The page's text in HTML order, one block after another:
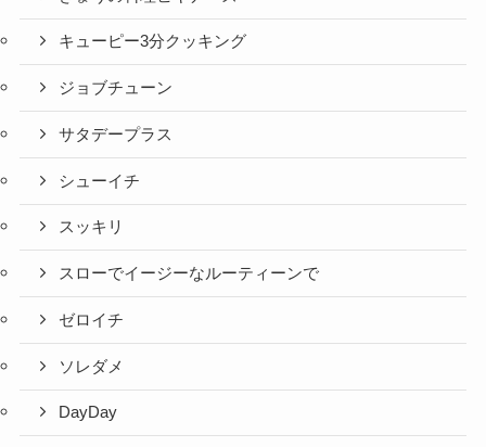
キューピー3分クッキング
ジョブチューン
サタデープラス
シューイチ
スッキリ
スローでイージーなルーティーンで
ゼロイチ
ソレダメ
DayDay